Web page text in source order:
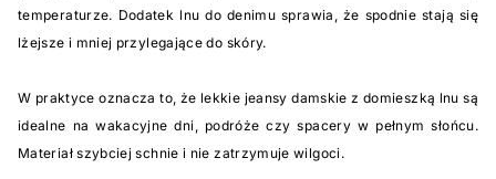
temperaturze. Dodatek lnu do denimu sprawia, że spodnie stają się
lżejsze i mniej przylegające do skóry.
W praktyce oznacza to, że lekkie jeansy damskie z domieszką lnu są
idealne na wakacyjne dni, podróże czy spacery w pełnym słońcu.
Materiał szybciej schnie i nie zatrzymuje wilgoci.